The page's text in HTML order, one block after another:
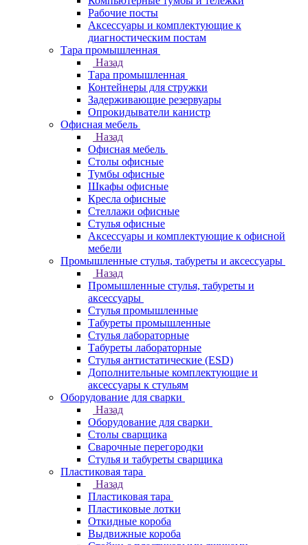
Рабочие посты
Аксессуары и комплектующие к
диагностическим постам
Тара промышленная
Назад
Тара промышленная
Контейнеры для стружки
Задерживающие резервуары
Опрокидыватели канистр
Офисная мебель
Назад
Офисная мебель
Столы офисные
Тумбы офисные
Шкафы офисные
Кресла офисные
Стеллажи офисные
Стулья офисные
Аксессуары и комплектующие к офисной
мебели
Промышленные стулья, табуреты и аксессуары
Назад
Промышленные стулья, табуреты и
аксессуары
Стулья промышленные
Табуреты промышленные
Стулья лабораторные
Табуреты лабораторные
Стулья антистатические (ESD)
Дополнительные комплектующие и
аксессуары к стульям
Оборудование для сварки
Назад
Оборудование для сварки
Столы сварщика
Сварочные перегородки
Стулья и табуреты сварщика
Пластиковая тара
Назад
Пластиковая тара
Пластиковые лотки
Откидные короба
Выдвижные короба